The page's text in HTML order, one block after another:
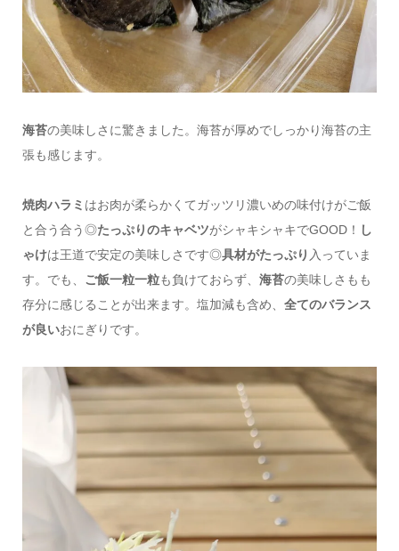
海苔の美味しさに驚きました。海苔が厚めでしっかり海苔の主
張も感じます。
焼肉ハラミ はお肉が柔らかくてガッツリ濃いめの味付けがご飯
と合う合う◎たっぷりのキャベツがシャキシャキでGOOD！ し
ゃけは王道で安定の美味しさです◎具材がたっぷり 入っていま
す。でも、 ご飯一粒一粒も負けておらず、 海苔の美味しさもも
存分に感じることが出来ます。塩加減も含め、 全てのバランス
が良いおにぎりです。